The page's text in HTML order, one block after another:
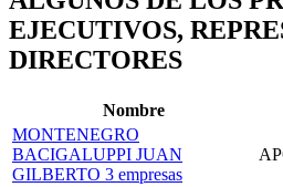
EJECUTIVOS,
DIRECTORES
Nombre
MONTENEGRO
BACIGALUPPI JUAN
GILBERTO 3 empresas